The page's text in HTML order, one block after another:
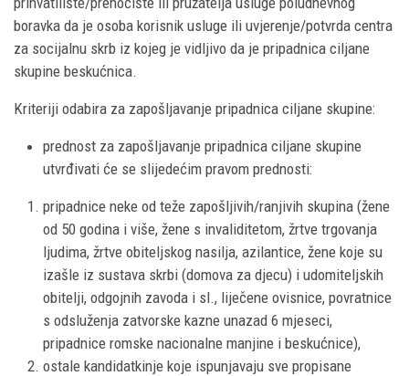
boravka da je osoba korisnik usluge ili uvjerenje/potvrda centra
za socijalnu skrb iz kojeg je vidljivo da je pripadnica ciljane
skupine beskućnica.
Kriteriji odabira za zapošljavanje pripadnica ciljane skupine:
prednost za zapošljavanje pripadnica ciljane skupine
utvrđivati će se slijedećim pravom prednosti:
pripadnice neke od teže zapošljivih/ranjivih skupina (žene
od 50 godina i više, žene s invaliditetom, žrtve trgovanja
ljudima, žrtve obiteljskog nasilja, azilantice, žene koje su
izašle iz sustava skrbi (domova za djecu) i udomiteljskih
obitelji, odgojnih zavoda i sl., liječene ovisnice, povratnice
s odsluženja zatvorske kazne unazad 6 mjeseci,
pripadnice romske nacionalne manjine i beskućnice),
ostale kandidatkinje koje ispunjavaju sve propisane